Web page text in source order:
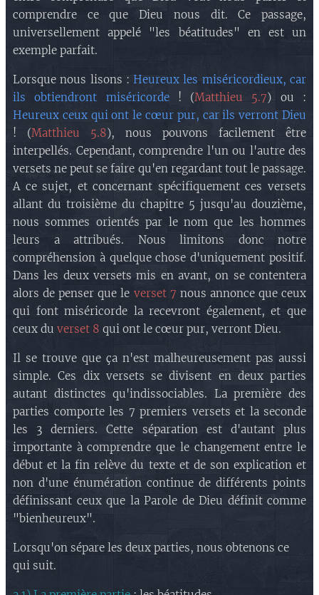
comprendre ce que Dieu nous dit. Ce passage,
universellement appelé "les béatitudes" en est un
exemple parfait.
Lorsque nous lisons :Heureux les miséricordieux, car
ils obtiendront miséricorde! (Matthieu 5.7) ou :
Heureux ceux qui ont le cœur pur, car ils verront Dieu
! (Matthieu 5.8), nous pouvons facilement être
interpellés. Cependant, comprendre l'un ou l'autre des
versets ne peut se faire qu'en regardant tout le passage.
A ce sujet, et concernant spécifiquement ces versets
allant du troisième du chapitre 5 jusqu'au douzième,
nous sommes orientés par le nom que les hommes
leurs a attribués. Nous limitons donc notre
compréhension à quelque chose d'uniquement positif.
Dans les deux versets mis en avant, on se contentera
alors de penser que le verset 7 nous annonce que ceux
qui font miséricorde la recevront également, et que
ceux du verset 8 qui ont le cœur pur, verront Dieu.
Il se trouve que ça n'est malheureusement pas aussi
simple. Ces dix versets se divisent en deux parties
autant distinctes qu'indissociables. La première des
parties comporte les 7 premiers versets et la seconde
les 3 derniers. Cette séparation est d'autant plus
importante à comprendre que le changement entre le
début et la fin relève du texte et de son explication et
non d'une énumération continue de différents points
définissant ceux que la Parole de Dieu définit comme
"bienheureux".
Lorsqu'on sépare les deux parties, nous obtenons ce
qui suit.